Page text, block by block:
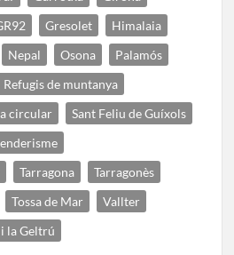
Gresolet
Himalaia
Nepal Osona
Palamós
Refugis de muntanya
circular
Sant Feliu de Guíxols
Tarragona
Tarragonès
Tossa de Mar
Vallter
la Geltrú